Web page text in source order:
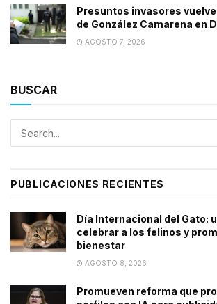
Presuntos invasores
de González Camarena en
AGOSTO 7, 2026
BUSCAR
PUBLICACIONES RECIENTES
Día Internacional del Gato:
celebrar a los felinos y
bienestar
AGOSTO 8, 2026
Promueven reforma que